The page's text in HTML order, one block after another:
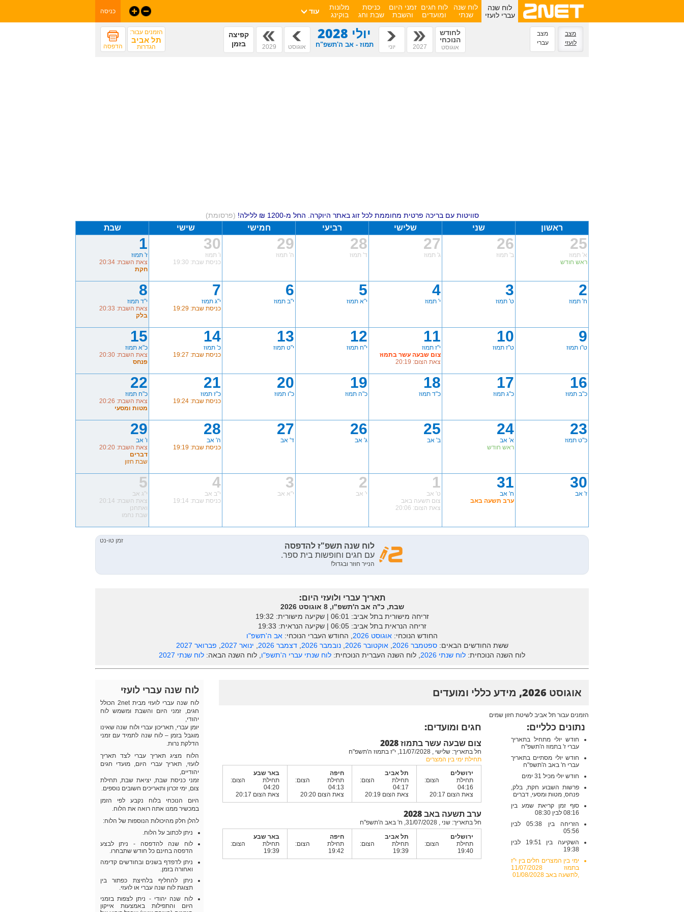
לוח שנה
עברי לועזי
לוח שנה
שנתי
לוח חגים
ומועדים
זמני היום
והשבת
כניסת
שבת וחג
מלונות
בוקינג
עוד כניסה
מצב
לועזי
מצב
עברי
הזמנים עבור:
תל אביב
הגדרות הדפסה
לחודש
הנוכחי
אוגוסט 2027 יוני
יולי 2028
תמוז - אב ה'תשפ"ח אוגוסט 2029
קפיצה
בזמן
סוויטות עם בריכה פרטית מחוממת לכל זוג באתר היוקרה. החל מ-1200 ₪ ללילה! (פרסומת)
ראשון שני שלישי רביעי חמישי שישי שבת
25
א' תמוז
ראש חודש
26
ב' תמוז
27
ג' תמוז
28
ד' תמוז
29
ה' תמוז
30
ו' תמוז
כניסת שבת: 19:30
1
ז' תמוז
צאת השבת: 20:34
חקת
2
ח' תמוז
3
ט' תמוז
4
י' תמוז
5
י"א תמוז
6
י"ב תמוז
7
י"ג תמוז
כניסת שבת: 19:29
8
י"ד תמוז
צאת השבת: 20:33
בלק
9
ט"ו תמוז
10
ט"ז תמוז
11
י"ז תמוז
צום שבעה עשר בתמוז
צאת הצום: 20:19
12
י"ח תמוז
13
י"ט תמוז
14
כ' תמוז
כניסת שבת: 19:27
15
כ"א תמוז
צאת השבת: 20:30
פנחס
16
כ"ב תמוז
17
כ"ג תמוז
18
כ"ד תמוז
19
כ"ה תמוז
20
כ"ו תמוז
21
כ"ז תמוז
כניסת שבת: 19:24
22
כ"ח תמוז
צאת השבת: 20:26
מטות ומסעי
23
כ"ט תמוז
24
א' אב
ראש חודש
25
ב' אב
26
ג' אב
27
ד' אב
28
ה' אב
כניסת שבת: 19:19
29
ו' אב
צאת השבת: 20:20
דברים
שבת חזון
30
ז' אב
31
ח' אב
ערב תשעה באב
1
ט' אב
צום תשעה באב
צאת הצום: 20:06
2
י' אב
3
י"א אב
4
י"ב אב
כניסת שבת: 19:14
5
י"ג אב
צאת השבת: 20:14
ואתחנן
שבת נחמו
תאריך עברי ולועזי היום:
שבת, כ"ה אב ה'תשפ"ו, 8 אוגוסט 2026
זריחה מישורית בתל אביב: ‎06:01 | שקיעה מישורית: 19:32
זריחה הנראית בתל אביב: ‎06:05 | שקיעה הנראית: 19:33
החודש הנוכחי: אוגוסט 2026 , החודש העברי הנוכחי: אב ה'תשפ"ו
ששת החודשים הבאים:ספטמבר 2026 ,אוקטובר 2026 ,נובמבר 2026 ,דצמבר 2026 ינואר 2027
פברואר 2027
לוח השנה הנוכחית: לוח שנתי 2026 , לוח השנה העברית הנוכחית: לוח שנתי עברי ה'תשפ"ו , לוח השנה הבאה: לוח שנתי 2027
אוגוסט 2026, מידע כללי ומועדים
הזמנים עבור תל אביב לשיטת חזון שמים
נתונים כלליים:
חודש יולי מתחיל בתאריך
עברי ז' בתמוז ה'תשפ"ח
חודש יולי מסתיים בתאריך
עברי ח' באב ה'תשפ"ח
חודש יולי מכיל 31 ימים
פרשות השבוע חקת, בלק,
פנחס, מטות ומסעי, דברים
סוף זמן קריאת שמע בין
08:16 לבין 08:30
הזריחה בין 05:38 לבין
05:56
השקיעה בין 19:51 לבין
19:38
ימי בין המצרים חלים בין י"ז
בתמוז 11/07/2028
,לתשעה באב 01/08/2028
חגים ומועדים:
צום שבעה עשר בתמוז 2028
חל בתאריך: שלישי , 11/07/2028, י"ז בתמוז ה'תשפ"ח
תחילת ימי בין המצרים
ירושלים
תחילת הצום:
04:16
צאת הצום 20:17
תל אביב
תחילת הצום:
04:17
צאת הצום 20:19
חיפה
תחילת הצום:
04:13
צאת הצום 20:20
באר שבע
תחילת הצום:
04:20
צאת הצום 20:17
ערב תשעה באב 2028
חל בתאריך: שני , 31/07/2028, ח' באב ה'תשפ"ח
ירושלים
תחילת הצום:
19:40
תל אביב
תחילת הצום:
19:39
חיפה
תחילת הצום:
19:42
באר שבע
תחילת הצום:
19:39
לוח שנה עברי לועזי
לוח שנה עברי לועזי מבית 2net הכולל
חגים, זמני היום והשבת ומשמש לוח
יהודי,
יומן עברי, תאריכון עברי ולוח שנה שאינו
מוגבל בזמן – לוח שנה לתמיד עם זמני
הדלקת נרות.
הלוח מציג תאריך עברי לצד תאריך
לועזי, תאריך עברי היום, מועדי חגים
יהודיים,
זמני כניסת שבת, יציאת שבת, תחילת
צום, ימי זכרון ותאריכים חשובים נוספים.
היום הנוכחי בלוח נקבע לפי הזמן
במכשיר ממנו אתה רואה את הלוח.
להלן חלק מהיכולות הנוספות של הלוח:
ניתן לכתוב על הלוח.
לוח שנה להדפסה - ניתן לבצע
הדפסה בחינם כל חודש שתבחרו.
ניתן לדפדף בשנים ובחודשים קדימה
ואחורה בזמן.
ניתן להחליף בלחיצת כפתור בין
תצוגת לוח שנה עברי או לועזי.
לוח שנה יהודי - ניתן לצפות בזמני
היום והתפילות באמצעות אייקון